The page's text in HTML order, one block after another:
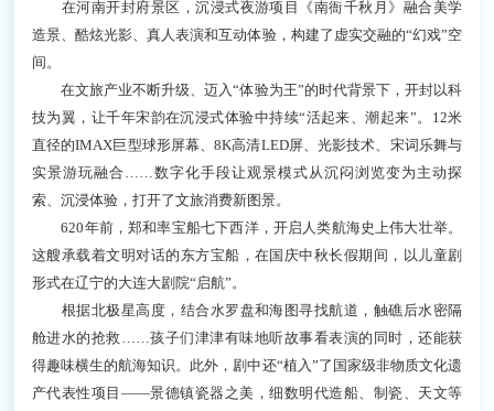
在河南开封府景区，沉浸式夜游项目《南衙千秋月》融合美学
造景、酷炫光影、真人表演和互动体验，构建了虚实交融的“幻戏”空
间。
在文旅产业不断升级、迈入“体验为王”的时代背景下，开封以科
技为翼，让千年宋韵在沉浸式体验中持续“活起来、潮起来”。12米
直径的IMAX巨型球形屏幕、8K高清LED屏、光影技术、宋词乐舞与
实景游玩融合……数字化手段让观景模式从沉闷浏览变为主动探
索、沉浸体验，打开了文旅消费新图景。
620年前，郑和率宝船七下西洋，开启人类航海史上伟大壮举。
这艘承载着文明对话的东方宝船，在国庆中秋长假期间，以儿童剧
形式在辽宁的大连大剧院“启航”。
根据北极星高度，结合水罗盘和海图寻找航道，触礁后水密隔
舱进水的抢救……孩子们津津有味地听故事看表演的同时，还能获
得趣味横生的航海知识。此外，剧中还“植入”了国家级非物质文化遗
产代表性项目——景德镇瓷器之美，细数明代造船、制瓷、天文等